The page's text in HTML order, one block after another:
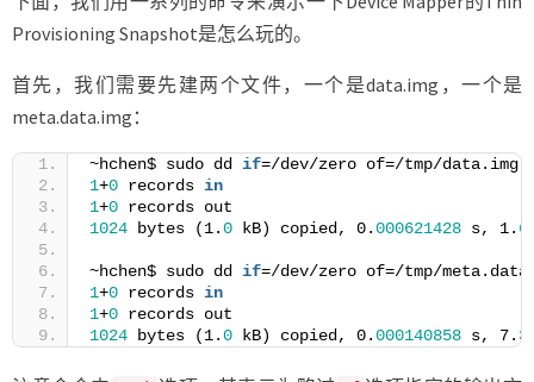
Provisioning Snapshot是怎么玩的。
首先，我们需要先建两个文件，一个是data.img，一个是
meta.data.img：
~hchen$ sudo dd if=/dev/zero of=/tmp/data.img
1+0 records in
1+0 records out
1024 bytes (1.0 kB) copied, 0.000621428 s, 1. 6
~hchen$ sudo dd if=/dev/zero of=/tmp/
1+0 records in
1+0 records out
1024 bytes (1.0 kB) copied, 0.000140858 s, 7. 3